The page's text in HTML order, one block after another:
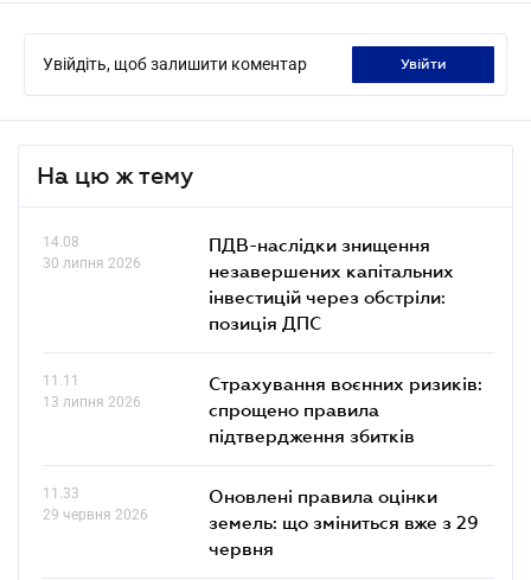
Увійдіть, щоб залишити коментар увійти
На цю ж тему
14.08
30 липня 2026
ПДВ-наслідки знищення
незавершених капітальних
інвестицій через обстріли:
позиція ДПС
11.11
13 липня 2026
Страхування воєнних ризиків:
спрощено правила
підтвердження збитків
11.33
29 червня 2026
Оновлені правила оцінки
земель: що зміниться вже з 29
червня